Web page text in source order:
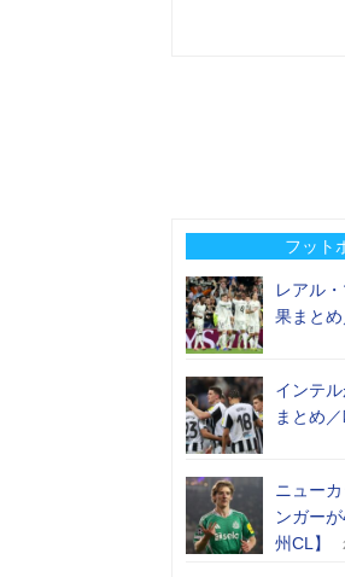
フット
レアル
果まとめ
インテ
まとめ／
ニュー
ンガー
州CL】